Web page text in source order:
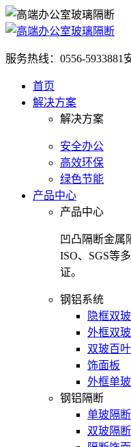
服务热线：0556-5933881
首页
解决方案
解决方案
安全办公
高效环保
绿色节能
产品中心
产品中心
凹凸隔断金属
ISO、SGS等
证。
钢铝系统
隐框双玻
外框双玻
双玻百叶
饰面板
外框单玻
钢铝隔断
单玻隔断
双玻隔断